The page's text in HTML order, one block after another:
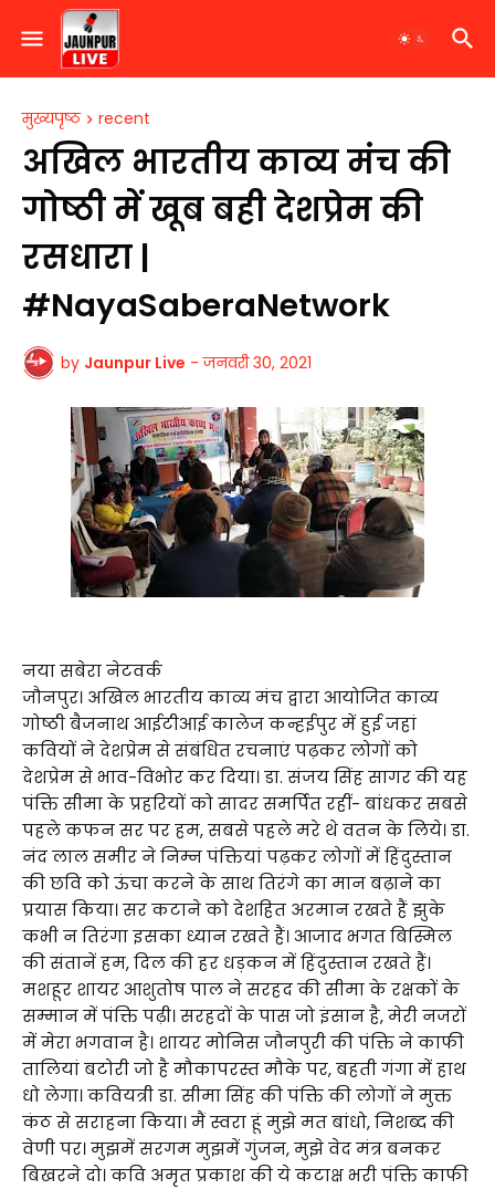
मुख्यपृष्ठ recent
अखिल भारतीय काव्य मंच की
गोष्ठी में खूब बही देशप्रेम की
रसधारा |
#NayaSaberaNetwork
by Jaunpur Live - जनवरी 30, 2021
नया सबेरा नेटवर्क
जौनपुर। अखिल भारतीय काव्य मंच द्वारा आयोजित काव्य
गोष्ठी बैजनाथ आईटीआई कालेज कन्हईपुर में हुई जहां
कवियों ने देशप्रेम से संबंधित रचनाएं पढ़कर लोगों को
देशप्रेम से भाव-विभोर कर दिया। डा. संजय सिंह सागर की यह
पंक्ति सीमा के प्रहरियों को सादर समर्पित रहीं- बांधकर सबसे
पहले कफन सर पर हम, सबसे पहले मरे थे वतन के लिये। डा.
नंद लाल समीर ने निम्न पंक्तियां पढ़कर लोगों में हिंदुस्तान
की छवि को ऊंचा करने के साथ तिरंगे का मान बढ़ाने का
प्रयास किया। सर कटाने को देशहित अरमान रखते हैं झुके
कभी न तिरंगा इसका ध्यान रखते हैं। आजाद भगत बिस्मिल
की संतानें हम, दिल की हर धड़कन में हिंदुस्तान रखते हैं।
मशहूर शायर आशुतोष पाल ने सरहद की सीमा के रक्षकों के
सम्मान में पंक्ति पढ़ी। सरहदों के पास जो इंसान है, मेरी नजरों
में मेरा भगवान है। शायर मोनिस जौनपुरी की पंक्ति ने काफी
तालियां बटोरी जो है मौकापरस्त मौके पर, बहती गंगा में हाथ
धो लेगा। कवियत्री डा. सीमा सिंह की पंक्ति की लोगों ने मुक्त
कंठ से सराहना किया। मैं स्वरा हूं मुझे मत बांधो, निशब्द की
वेणी पर। मुझमें सरगम मुझमें गुंजन, मुझे वेद मंत्र बनकर
बिखरने दो। कवि अमृत प्रकाश की ये कटाक्ष भरी पंक्ति काफी